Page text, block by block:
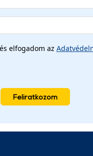
elfogadom az
Feliratkozom